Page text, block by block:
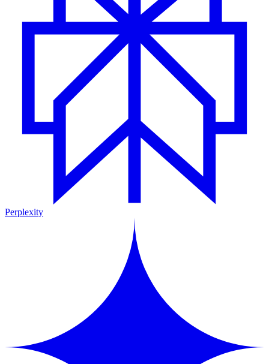
Perplexity